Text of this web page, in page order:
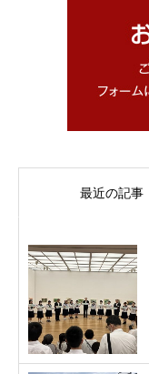
最近の記事